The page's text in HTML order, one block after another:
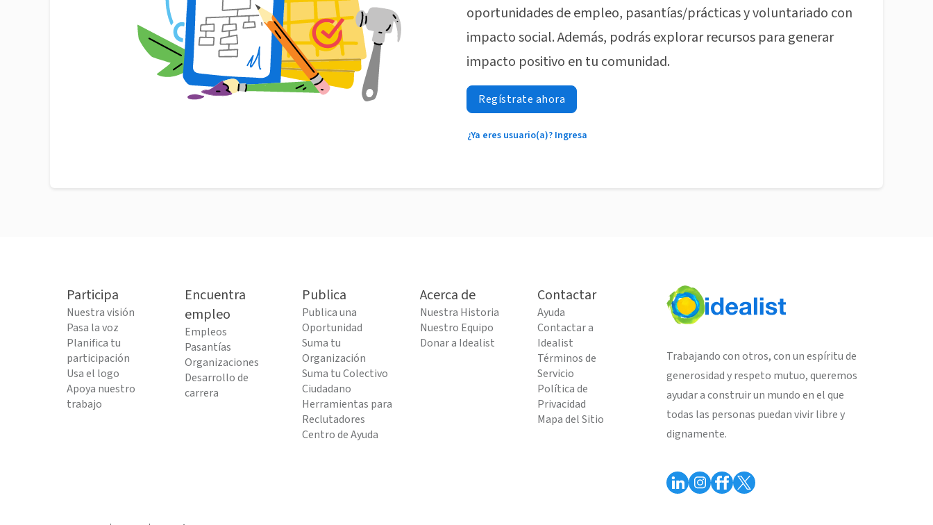
oportunidades de empleo, pasantías/prácticas y voluntariado con
impacto social. Además, podrás explorar recursos para generar
impacto positivo en tu comunidad.
Regístrate ahora
¿Ya eres usuario(a)? Ingresa
Participa
Nuestra visión
Pasa la voz
Planifica tu
participación
Usa el logo
Apoya nuestro
trabajo
Encuentra
empleo
Empleos
Pasantías
Organizaciones
Desarrollo de
carrera
Publica
Publica una
Oportunidad
Suma tu
Organización
Suma tu Colectivo
Ciudadano
Herramientas para
Reclutadores
Centro de Ayuda
Acerca de
Nuestra Historia
Nuestro Equipo
Donar a Idealist
Contactar
Ayuda
Contactar a
Idealist
Términos de
Servicio
Política de
Privacidad
Mapa del Sitio
Trabajando con otros, con un espíritu de
generosidad y respeto mutuo, queremos
ayudar a construir un mundo en el que
todas las personas puedan vivir libre y
dignamente.